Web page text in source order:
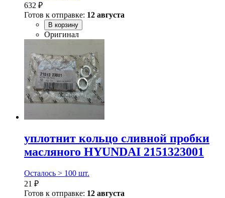
632 ₽
Готов к отправке: 12 августа
В корзину
Оригинал
уплотнит кольцо сливной пробки
масляного HYUNDAI 2151323001
Осталось > 100 шт.
21 ₽
Готов к отправке: 12 августа